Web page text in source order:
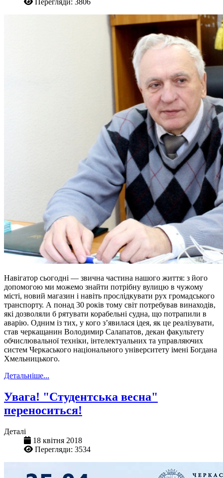
Перегляди: 3806
Навігатор сьогодні — звична частина нашого життя: з його
допомогою ми можемо знайти потрібну вулицю в чужому
місті, новий магазин і навіть прослідкувати рух громадського
транспорту. А понад 30 років тому світ потребував винаходів,
які дозволяли б рятувати корабельні судна, що потрапили в
аварію. Одним із тих, у кого з’явилася ідея, як це реалізувати,
став черкащанин Володимир Салапатов, декан факультету
обчислювальної техніки, інтелектуальних та управляючих
систем Черкаського національного університету імені Богдана
Хмельницького.
Детальніше...
Увага! "Студентська весна"
переноситься!
Деталі
18 квітня 2018
Перегляди: 3534